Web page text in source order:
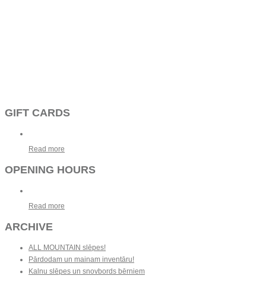
GIFT CARDS
Read more
OPENING HOURS
Read more
ARCHIVE
ALL MOUNTAIN slēpes!
Pārdodam un mainam inventāru!
Kalnu slēpes un snovbords bērniem